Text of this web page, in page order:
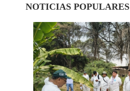
NOTICIAS POPULARES